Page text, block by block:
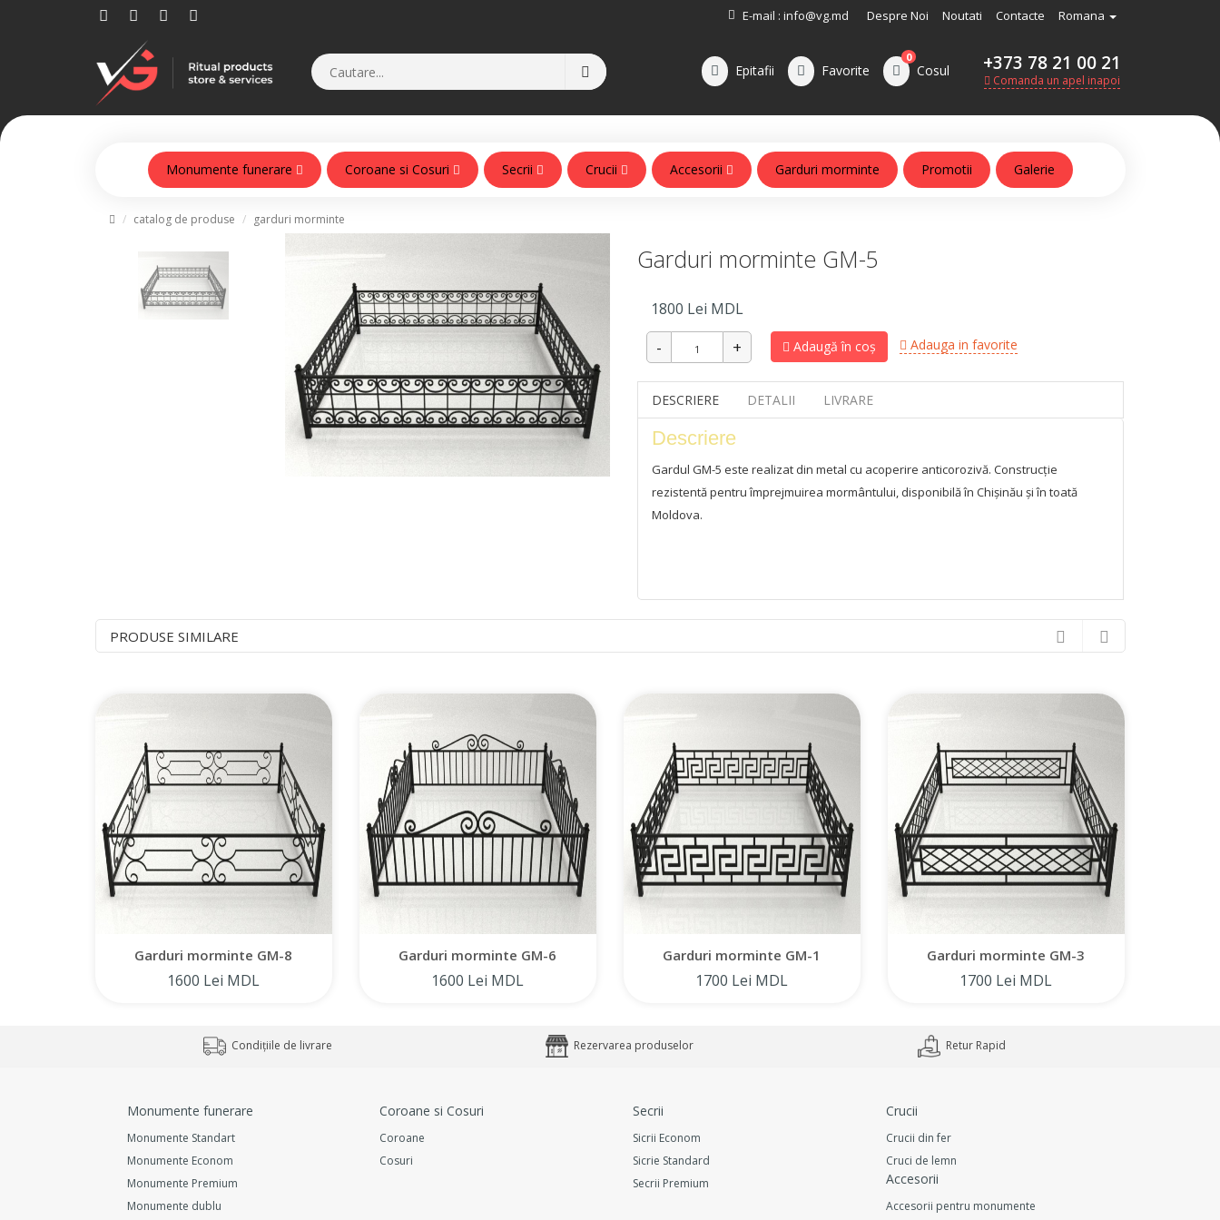
E-mail : info@vg.md Despre Noi Noutati Contacte Romana
Epitafii Favorite Cosul
0 +373 78 21 00 21
Comanda un apel inapoi
Monumente funerare Coroane si Cosuri Secrii Crucii Accesorii Garduri morminte Promotii Galerie
catalog de produse garduri morminte
Garduri morminte GM-5
1800 Lei MDL
Adaugă în coș Adauga in favorite
DESCRIERE DETALII LIVRARE
Descriere
Gardul GM-5 este realizat din metal cu acoperire anticorozivă. Construcție
rezistentă pentru împrejmuirea mormântului, disponibilă în Chișinău și în toată
Moldova.
PRODUSE SIMILARE
Garduri morminte GM-8
1600 Lei MDL
Garduri morminte GM-6
1600 Lei MDL
Garduri morminte GM-1
1700 Lei MDL
Garduri morminte GM-3
1700 Lei MDL
Condițiile de livrare Rezervarea produselor Retur Rapid
Monumente funerare
Monumente Standart
Monumente Econom
Monumente Premium
Monumente dublu
Coroane si Cosuri
Coroane
Cosuri
Secrii
Sicrii Econom
Sicrie Standard
Secrii Premium
Crucii
Crucii din fer
Cruci de lemn
Accesorii
Accesorii pentru monumente